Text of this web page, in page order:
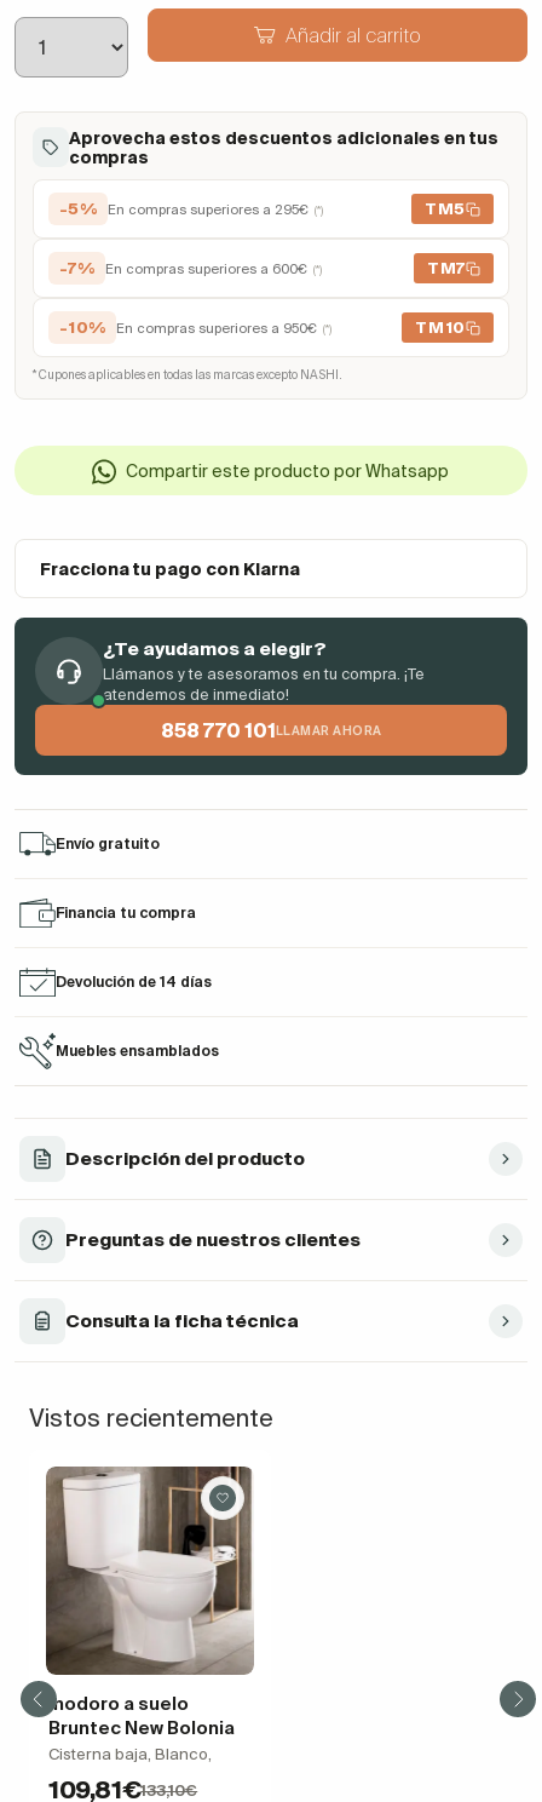
Añadir al carrito
Aprovecha estos descuentos adicionales en tus
compras
-5% En compras superiores a 295€ (*) TM5
-7% En compras superiores a 600€ (*) TM7
-10% En compras superiores a 950€ (*) TM10
* Cupones aplicables en todas las marcas excepto NASHI.
Compartir este producto por Whatsapp
Fracciona tu pago con Klarna
¿Te ayudamos a elegir?
Llámanos y te asesoramos en tu compra. ¡Te
atendemos de inmediato!
858 770 101 LLAMAR AHORA
Envío gratuito
Financia tu compra
Devolución de 14 días
Muebles ensamblados
Descripción del producto
Preguntas de nuestros clientes
Consulta la ficha técnica
Vistos recientemente
Inodoro a suelo
Bruntec New Bolonia
Cisterna baja, Blanco,
109,81€133,10€